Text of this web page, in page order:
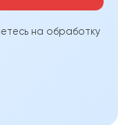
на обработку